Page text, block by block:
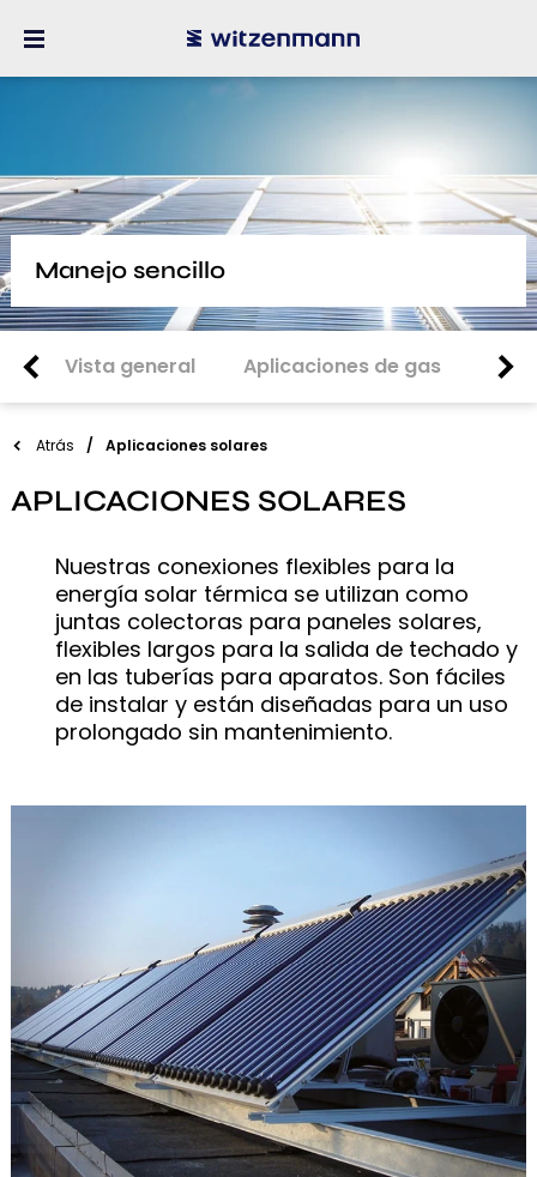
Manejo sencillo
Vista general Aplicaciones de gas
Atrás Aplicaciones solares
APLICACIONES SOLARES
Nuestras conexiones flexibles para la
energía solar térmica se utilizan como
juntas colectoras para paneles solares,
flexibles largos para la salida de techado y
en las tuberías para aparatos. Son fáciles
de instalar y están diseñadas para un uso
prolongado sin mantenimiento.